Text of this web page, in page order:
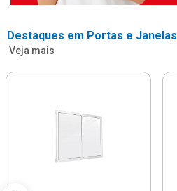
Destaques em Portas e Janelas
Veja mais